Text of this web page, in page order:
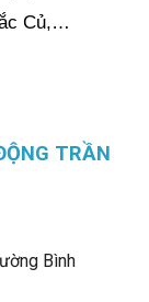
Củ,…
TRẦN
Bình